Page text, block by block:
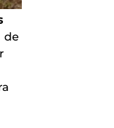
de